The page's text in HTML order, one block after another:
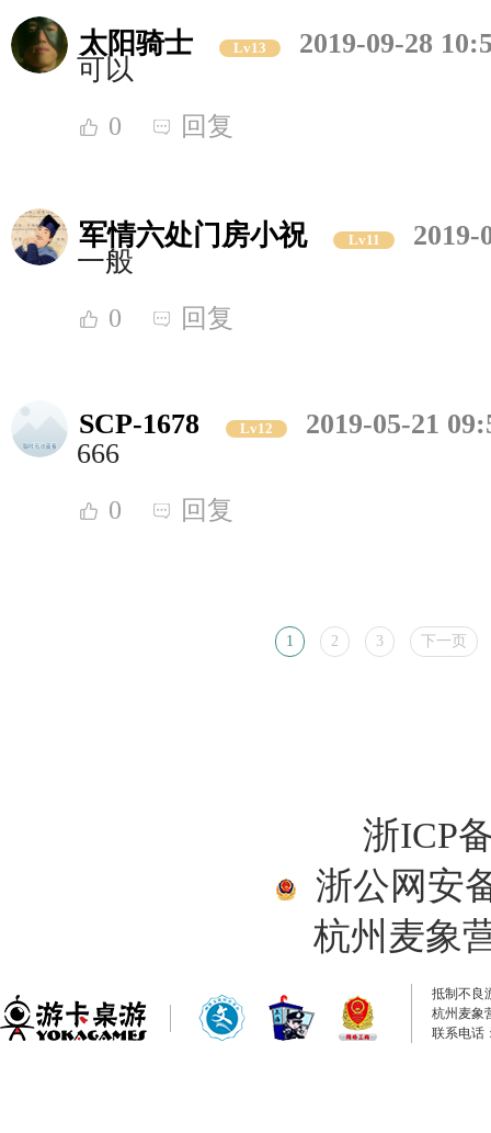
太阳骑士 Lv13
2019-09-28
可以
0 回复
军情六处门房小祝 Lv11
2019-
一般
0 回复
SCP-1678 Lv12
2019-05-21
666
0 回复
1 2 3 下一页
浙ICP
浙公网安
杭州麦象
抵制不良
杭州麦象
联系电话